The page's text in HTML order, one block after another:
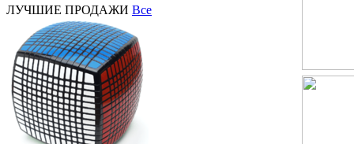
ЛУЧШИЕ ПРОДАЖИ Все